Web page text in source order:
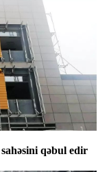
qəbul edir